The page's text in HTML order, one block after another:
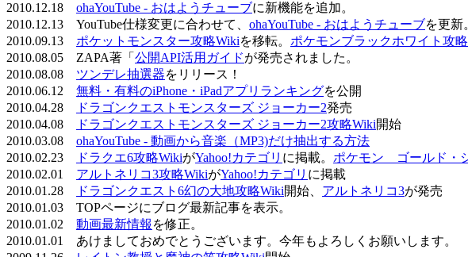
2010.12.18 ohaYouTube - おはようチューブに新機能を追加。
2010.12.13 YouTube仕様変更に合わせて、 ohaYouTube - おはようチューブを更新
2010.09.13 ポケットモンスター攻略Wikiを移転。 ポケモンブラックホワイト攻
2010.08.05 ZAPA著「 公開API活用ガイドが発売されました。
2010.08.08 ツンデレ抽選器をリリース！
2010.06.12 無料・有料のiPhone・iPadアプリランキングを公開
2010.04.28
ドラゴンクエストモンスターズ ジョーカー2発売
2010.04.08
ドラゴンクエストモンスターズ ジョーカー2攻略Wiki開始
2010.03.08 ohaYouTube - 動画から音楽（MP3)だけ抽出する方法
2010.02.23
ドラクエ6攻略WikiがYahoo!カテゴリ に掲載。 ポケモン ゴールド・
2010.02.01 アルトネリコ3攻略WikiがYahoo!カテゴリ に掲載
2010.01.28
ドラゴンクエスト6幻の大地攻略Wiki開始、 アルトネリコ3が発売
2010.01.03 TOPページにブログ最新記事を表示。
2010.01.02 動画最新情報 を修正。
2010.01.01 あけましておめでとうございます。今年もよろしくお願いします。